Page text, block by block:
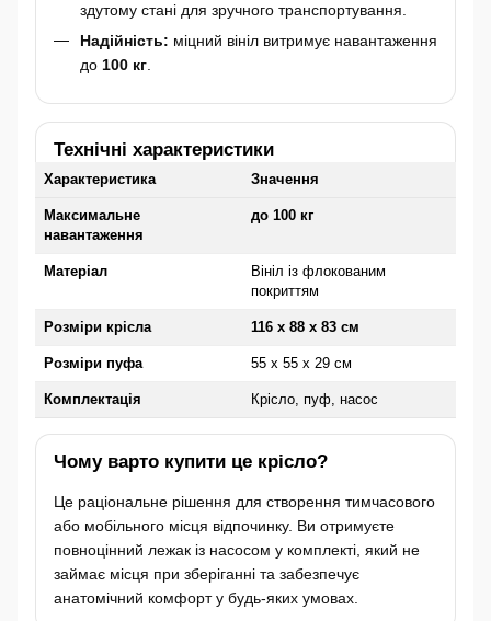
здутому стані для зручного транспортування.
Надійність: міцний вініл витримує навантаження
до 100 кг
Технічні характеристики
Характеристика Значення
Максимальне
навантаження
до 100 кг
Матеріал
Вініл із флокованим
покриттям
Розміри крісла 116 x 88 x 83 см
Розміри пуфа 55 x 55 x 29 см
Комплектація Крісло, пуф, насос
Чому варто купити це крісло?
Це раціональне рішення для створення тимчасового
або мобільного місця відпочинку. Ви отримуєте
повноцінний лежак із насосом у комплекті, який не
займає місця при зберіганні та забезпечує
анатомічний комфорт у будь-яких умовах.